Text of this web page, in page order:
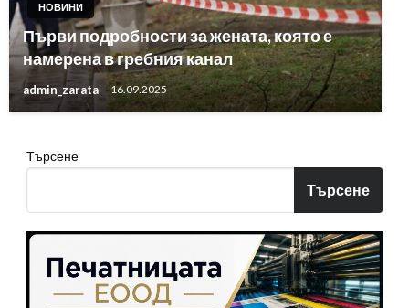
НОВИНИ
Първи подробности за жената, която е
намерена в гребния канал
admin_zarata 16.09.2025
Търсене
Търсене